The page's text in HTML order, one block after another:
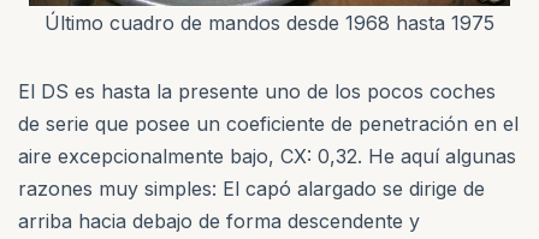
Último cuadro de mandos desde 1968 hasta 1975
El DS es hasta la presente uno de los pocos coches
de serie que posee un coeficiente de penetración en el
aire excepcionalmente bajo, CX: 0,32. He aquí algunas
razones muy simples: El capó alargado se dirige de
arriba hacia debajo de forma descendente y